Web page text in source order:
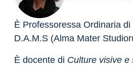
È Professoressa Ordinaria
D.A.M.S (Alma Mater
È docente di Culture visive e